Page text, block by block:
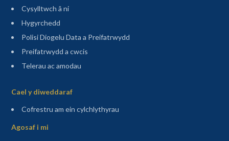
Cysylltwch â ni
Hygyrchedd
Polisi Diogelu Data a Preifatrwydd
Preifatrwydd a cwcis
Telerau ac amodau
Cael y diweddaraf
Cofrestru am ein cylchlythyrau(agor mewn tab newydd)
Agosaf i mi